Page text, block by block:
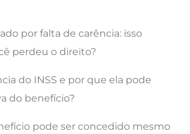
por falta de carência: isso
perdeu o direito?
do INSS e por que ela pode
do benefício?
pode ser concedido mesmo